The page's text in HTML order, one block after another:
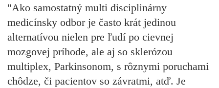
"Ako samostatný multi disciplinárny
medicínsky odbor je často krát jedinou
alternatívou nielen pre ľudí po cievnej
mozgovej príhode, ale aj so sklerózou
multiplex, Parkinsonom, s rôznymi poruchami
chôdze, či pacientov so závratmi, atď. Je